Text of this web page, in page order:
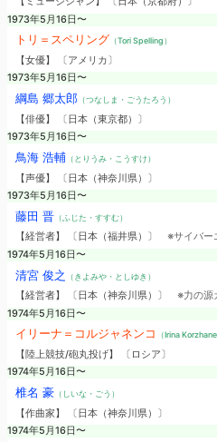
1973年5月16日〜
トリ＝スペリング （Tori Spelling）
【女優】 〔アメリカ〕
1973年5月16日〜
綱島 郷太郎（つなしま・ごうたろう）
【俳優】 〔日本（東京都）〕
1973年5月16日〜
鳥海 浩輔 （とりうみ・こうすけ）
【声優】 〔日本（神奈川県）〕
1973年5月16日〜
藤田 晋（ふじた・すすむ）
【経営者】 〔日本（福井県）〕 ※サイバー
1974年5月16日〜
清宮 俊之 （きよみや・としゆき）
【経営者】 〔日本（神奈川県）〕 ※力の源
1974年5月16日〜
イリーナ＝コルジャネンコ （Irina
【陸上競技/砲丸投げ】 〔ロシア〕
1974年5月16日〜
椎名 豪（しいな・ごう）
【作曲家】 〔日本（神奈川県）〕
1974年5月16日〜